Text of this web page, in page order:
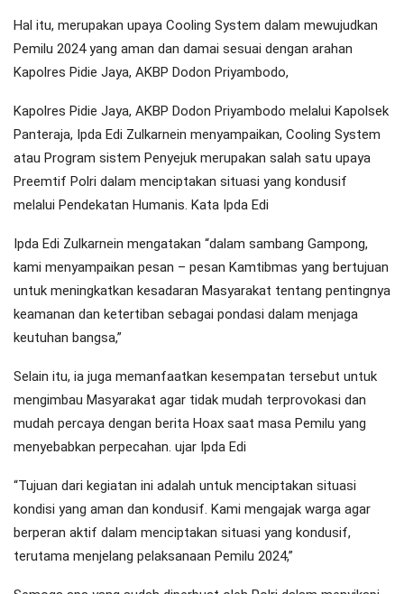
Hal itu, merupakan upaya Cooling System dalam mewujudkan
Pemilu 2024 yang aman dan damai sesuai dengan arahan
Kapolres Pidie Jaya, AKBP Dodon Priyambodo,
Kapolres Pidie Jaya, AKBP Dodon Priyambodo melalui Kapolsek
Panteraja, Ipda Edi Zulkarnein menyampaikan, Cooling System
atau Program sistem Penyejuk merupakan salah satu upaya
Preemtif Polri dalam menciptakan situasi yang kondusif
melalui Pendekatan Humanis. Kata Ipda Edi
Ipda Edi Zulkarnein mengatakan “dalam sambang Gampong,
kami menyampaikan pesan – pesan Kamtibmas yang bertujuan
untuk meningkatkan kesadaran Masyarakat tentang pentingnya
keamanan dan ketertiban sebagai pondasi dalam menjaga
keutuhan bangsa,”
Selain itu, ia juga memanfaatkan kesempatan tersebut untuk
mengimbau Masyarakat agar tidak mudah terprovokasi dan
mudah percaya dengan berita Hoax saat masa Pemilu yang
menyebabkan perpecahan. ujar Ipda Edi
“Tujuan dari kegiatan ini adalah untuk menciptakan situasi
kondisi yang aman dan kondusif. Kami mengajak warga agar
berperan aktif dalam menciptakan situasi yang kondusif,
terutama menjelang pelaksanaan Pemilu 2024,”